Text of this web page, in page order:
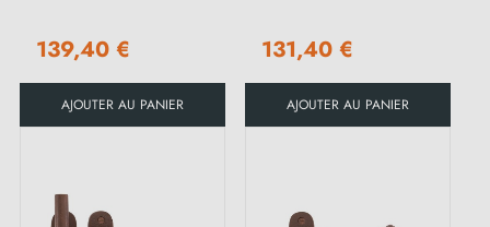
139,40 €
AJOUTER AU PANIER
131,40 €
AJOUTER AU PANIER